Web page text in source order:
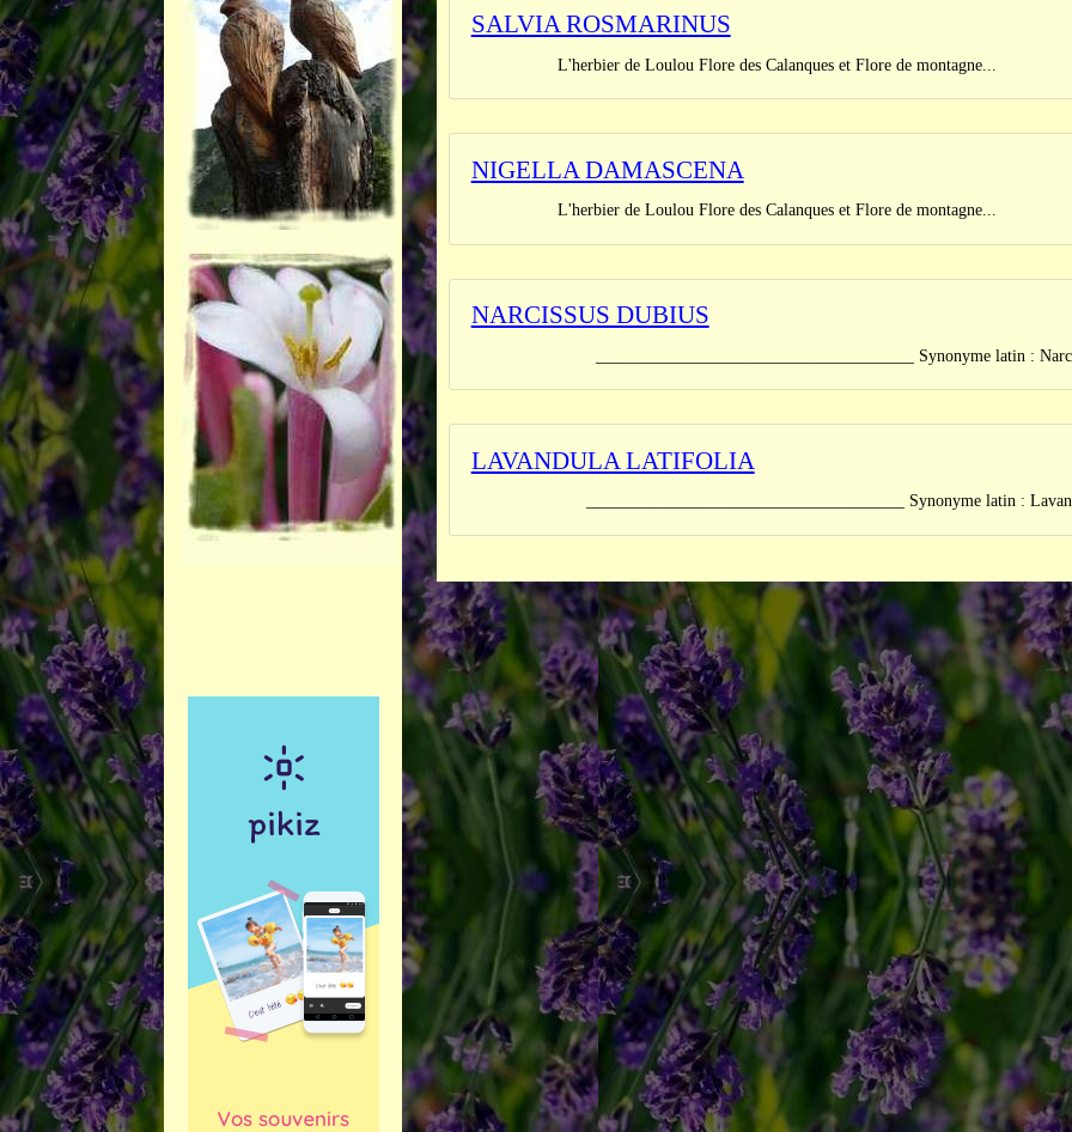
SALVIA ROSMARINUS
L'herbier de Loulou Flore des Calanques et Flore de montagne...
NIGELLA DAMASCENA
L'herbier de Loulou Flore des Calanques et Flore de montagne...
NARCISSUS DUBIUS
______________________________________ Synonyme latin :
LAVANDULA LATIFOLIA
______________________________________ Synonyme latin :